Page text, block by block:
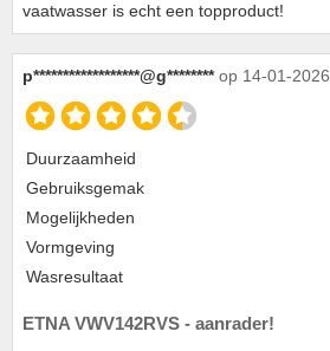
vaatwasser is echt een topproduct!
p******************@g******** op 14-01-2026
Duurzaamheid
Gebruiksgemak
Mogelijkheden
Vormgeving
Wasresultaat
ETNA VWV142RVS - aanrader!